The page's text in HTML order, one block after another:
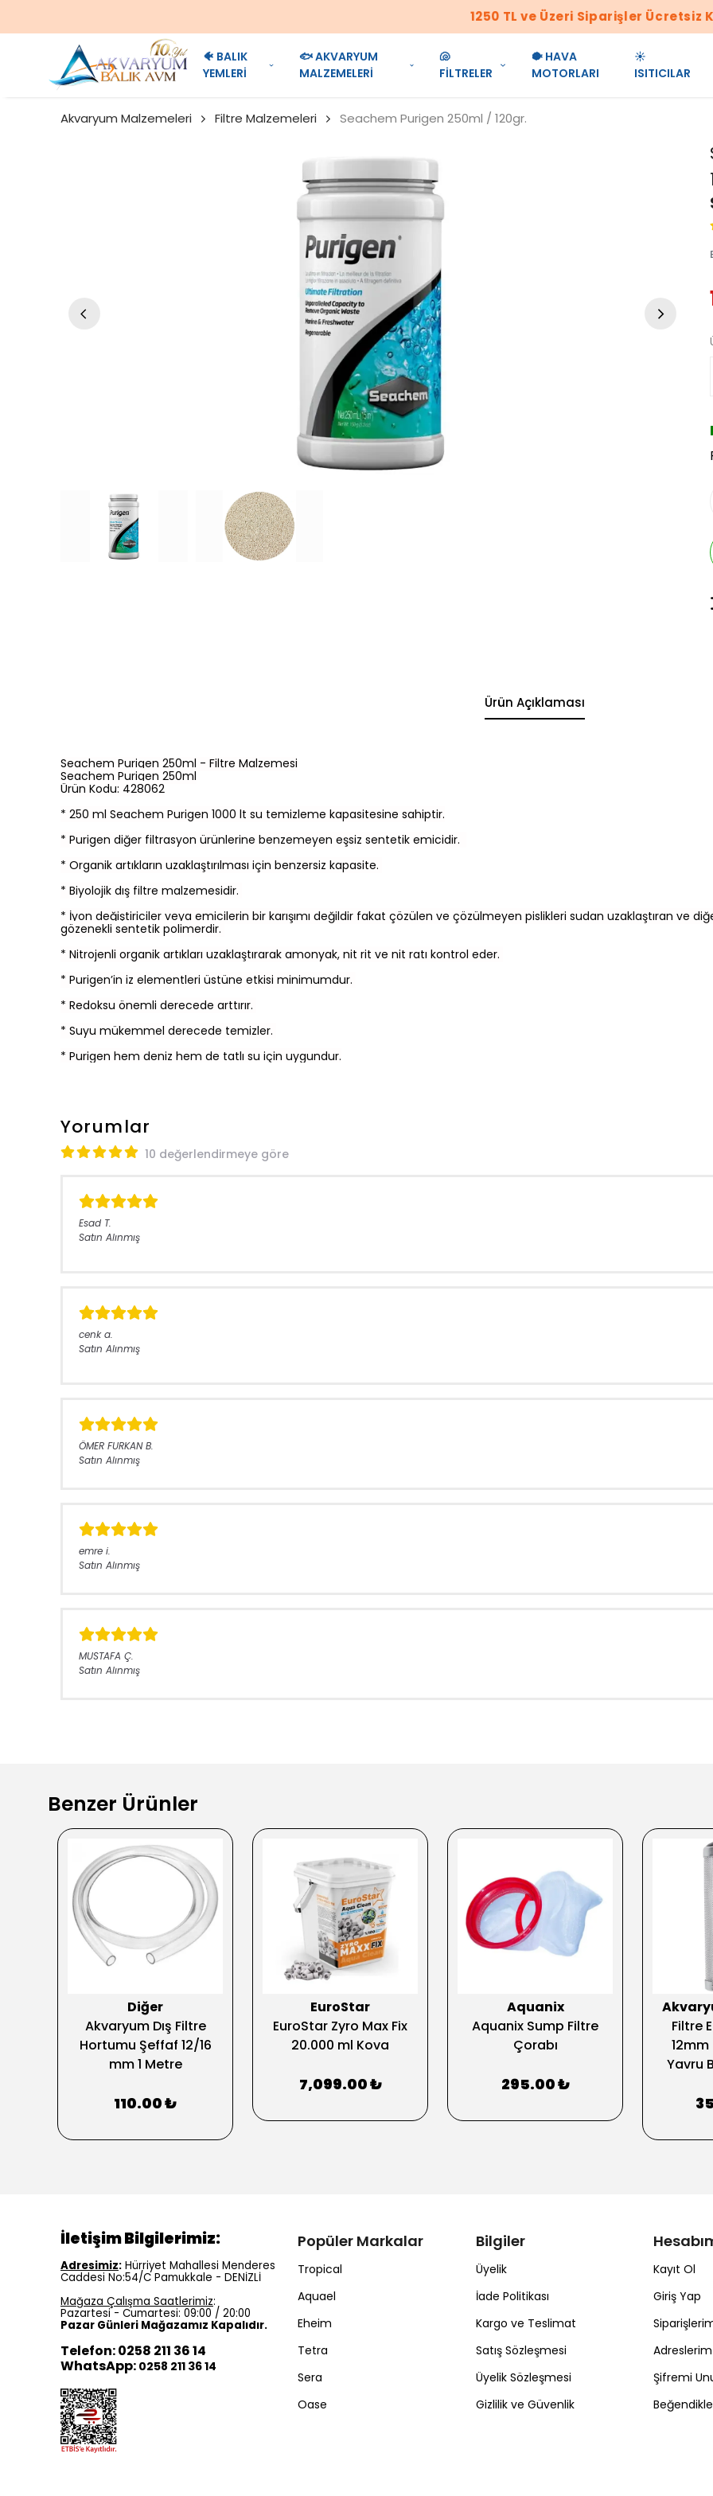
1250 TL ve Üzeri Siparişler Ücretsiz Kargo!!!
🐠 BALIK
YEMLERİ
🐟 AKVARYUM
MALZEMELERİ
🐚
FİLTRELER
🐡 HAVA
MOTORLARI
☀️
ISITICILAR
Akvaryum Malzemeleri Filtre Malzemeleri Seachem Purigen 250ml / 120gr.
Ürün Açıklaması
Seachem Purigen 250ml - Filtre Malzemesi
Seachem Purigen 250ml
Ürün Kodu: 428062
* 250 ml Seachem Purigen 1000 lt su temizleme kapasitesine sahiptir.
* Purigen diğer filtrasyon ürünlerine benzemeyen eşsiz sentetik emicidir.
* Organik artıkların uzaklaştırılması için benzersiz kapasite.
* Biyolojik dış filtre malzemesidir.
* İyon değiştiriciler veya emicilerin bir karışımı değildir fakat çözülen ve çözülmeyen pislikleri sudan uzaklaştıran ve
gözenekli sentetik polimerdir.
* Nitrojenli organik artıkları uzaklaştırarak amonyak, nit rit ve nit ratı kontrol eder.
* Purigen’in iz elementleri üstüne etkisi minimumdur.
* Redoksu önemli derecede arttırır.
* Suyu mükemmel derecede temizler.
* Purigen hem deniz hem de tatlı su için uygundur.
Yorumlar
10 değerlendirmeye göre
Esad T.
Satın Alınmış
cenk a.
Satın Alınmış
ÖMER FURKAN B.
Satın Alınmış
emre i.
Satın Alınmış
MUSTAFA Ç.
Satın Alınmış
Benzer Ürünler
Diğer
Akvaryum Dış Filtre
Hortumu Şeffaf 12/16
mm 1 Metre
110.00 ₺
EuroStar
EuroStar Zyro Max Fix
20.000 ml Kova
7,099.00 ₺
Aquanix
Aquanix Sump Filtre
Çorabı
295.00 ₺
Filtre
Yavru
Popüler Markalar
Tropical
Aquael
Eheim
Tetra
Sera
Oase
Bilgiler
Üyelik
İade Politikası
Kargo ve Teslimat
Satış Sözleşmesi
Üyelik Sözleşmesi
Gizlilik ve Güvenlik
Kayıt Ol
Giriş Yap
Adreslerim
Şifremi
İletişim Bilgilerimiz:
Adresimiz: Hürriyet Mahallesi Menderes
Caddesi No:54/C Pamukkale - DENİZLİ
Mağaza Çalışma Saatlerimiz:
Pazartesi - Cumartesi: 09:00 / 20:00
Pazar Günleri Mağazamız Kapalıdır.
Telefon: 0258 211 36 14
WhatsApp: 0258 211 36 14